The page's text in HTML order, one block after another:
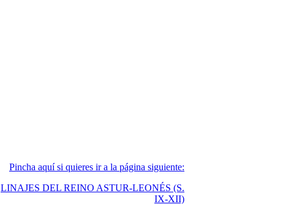
Pincha aquí si quieres ir a la página siguiente:
LINAJES DEL REINO ASTUR-LEONÉS (S.
IX-XII)